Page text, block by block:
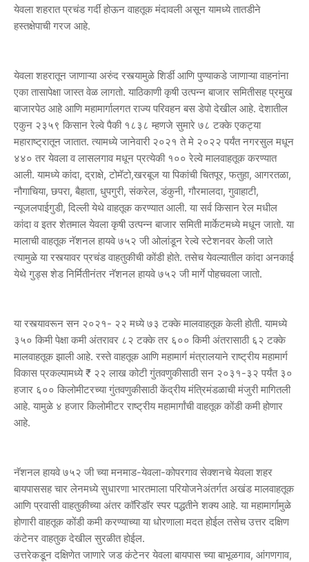
येवला शहरात प्रचंड गर्दी होऊन वाहतूक मंदावली असून यामध्ये तातडीने
हस्तक्षेपाची गरज आहे.
येवला शहरातून जाणाऱ्या अरुंद रस्त्यामुळे शिर्डी आणि पुण्याकडे जाणाऱ्या वाहनांना
एका तासापेक्षा जास्त वेळ लागतो. याठिकाणी कृषी उत्पन्न बाजार समितीसह प्रमुख
बाजारपेठ आहे आणि महामार्गालगत राज्य परिवहन बस डेपो देखील आहे. देशातील
एकुन २३५९ किसान रेल्वे पैकी १८३८ म्हणजे सुमारे ७८ टक्के एकट्या
महाराष्ट्रातून जातात. त्यामध्ये जानेवारी २०२१ ते मे २०२२ पर्यंत नगरसुल मधून
४४० तर येवला व लासलगाव मधून प्रत्येकी १०० रेल्वे मालवाहतूक करण्यात
आली. यामध्ये कांदा, द्राक्षे, टोमॅटो,खरबूज या पिकांची चितपूर, फतुहा, आगरतळा,
नौगाचिया, छपरा, बैहाता, धुपगुरी, संकरेल, डंकुनी, गौरमालदा, गुवाहाटी,
न्यूजलपाईगुडी, दिल्ली येथे वाहतूक करण्यात आली. या सर्व किसान रेल मधील
कांदा व इतर शेतमाल येवला कृषी उत्पन्न बाजार समिती मार्केटमध्ये मधून जातो. या
मालाची वाहतूक नॅशनल हायवे ७५२ जी ओलांडून रेल्वे स्टेशनवर केली जाते
त्यामुळे या रस्त्यावर प्रचंड वाहतुकीची कोंडी होते. तसेच येवल्यातील कांदा अनकाई
येथे गुड्स शेड निर्मितीनंतर नॅशनल हायवे ७५२ जी मार्गे पोहचवला जातो.
या रस्त्यावरून सन २०२१- २२ मध्ये ७३ टक्के मालवाहतूक केली होती. यामध्ये
३५० किमी पेक्षा कमी अंतरावर ८२ टक्के तर ६०० किमी अंतरासाठी ६२ टक्के
मालवाहतूक झाली आहे. रस्ते वाहतूक आणि महामार्ग मंत्रालयाने राष्ट्रीय महामार्ग
विकास प्रकल्पामध्ये ₹ २२ लाख कोटी गुंतवणुकीसाठी सन २०३१-३२ पर्यंत ३०
हजार ६०० किलोमीटरच्या गुंतवणुकीसाठी केंद्रीय मंत्रिमंडळाची मंजुरी मागितली
आहे. यामुळे ४ हजार किलोमीटर राष्ट्रीय महामार्गांची वाहतूक कोंडी कमी होणार
आहे.
नॅशनल हायवे ७५२ जी च्या मनमाड-येवला-कोपरगाव सेक्शनचे येवला शहर
बायपाससह चार लेनमध्ये सुधारणा भारतमाला परियोजनेअंतर्गत अखंड मालवाहतूक
आणि प्रवासी वाहतुकीच्या अंतर कॉरिडॉर स्पर पद्धतीने शक्य आहे. या महामार्गामुळे
होणारी वाहतूक कोंडी कमी करण्याच्या या धोरणाला मदत होईल तसेच उत्तर दक्षिण
कंटेनर वाहतुक देखील सुरळीत होईल.
उत्तरेकडून दक्षिणेत जाणारे जड कंटेनर येवला बायपास च्या बाभूळगाव, आंगणगाव,